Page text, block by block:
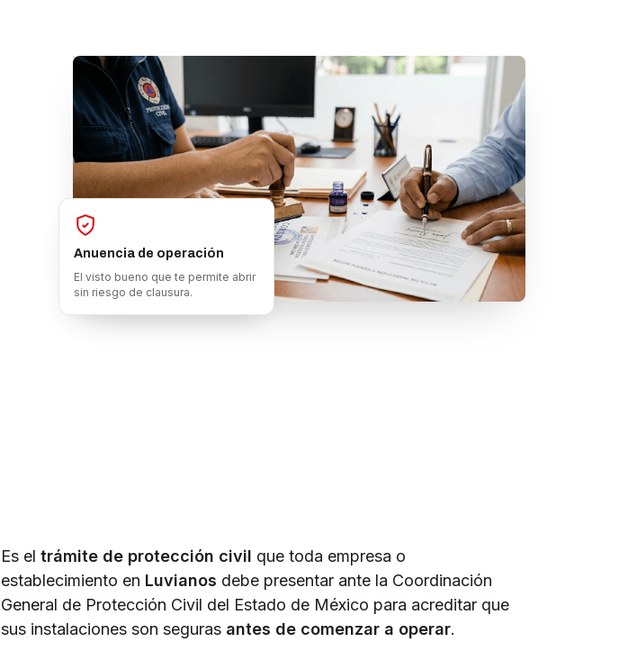
Anuencia de operación
El visto bueno que te permite abrir
sin riesgo de clausura.
Es eltrámite de protección civil que toda empresa o
establecimiento en Luvianos debe presentar ante la Coordinación
General de Protección Civil del Estado de México para acreditar que
sus instalaciones son seguras antes de comenzar a operar.